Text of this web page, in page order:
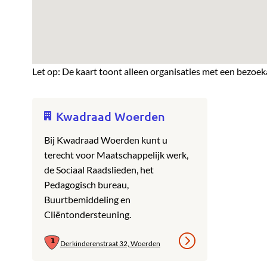
Let op: De kaart toont alleen organisaties met een
Kwadraad Woerden
Bij Kwadraad Woerden kunt u
terecht voor Maatschappelijk werk,
de Sociaal Raadslieden, het
Pedagogisch bureau,
Buurtbemiddeling en
Cliëntondersteuning.
Derkinderenstraat 32, Woerden